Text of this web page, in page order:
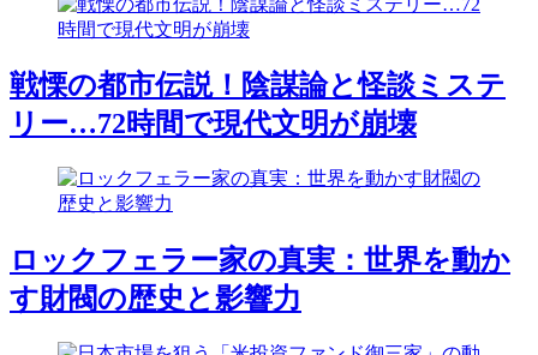
戦慄の都市伝説！陰謀論と怪談ミステ
リー…72時間で現代文明が崩壊
ロックフェラー家の真実：世界を動か
す財閥の歴史と影響力